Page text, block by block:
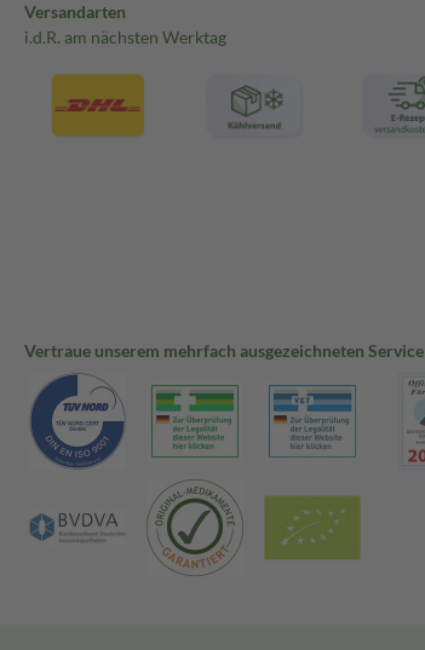
Versandarten
i.d.R. am nächsten Werktag
Vertraue unserem mehrfach ausgezeichneten Service